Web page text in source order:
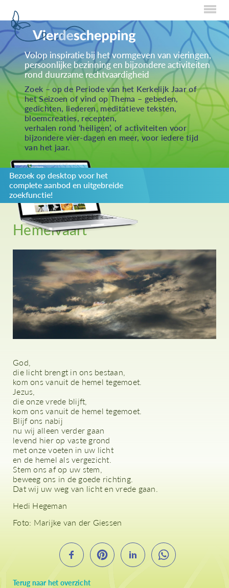
Home
Over Creaties
Over Vieren
Over Eten
Over Activiteiten
Inzenden
Over ons
Privacybeleid
Redactiestatuut
log in
Volop inspiratie bij het vormgeven van vieringen,
persoonlijke bezinning en bijzondere activiteiten
rond duurzame rechtvaardigheid
Zoek – op de Periode van het Kerkelijk Jaar of
het Seizoen of vind op Thema – gebeden,
gedichten, liederen, meditatieve teksten,
bloemcreaties, recepten,
verhalen rond ‘heiligen’, of activiteiten voor
bijzondere vier-dagen en meer, voor iedere tijd
van het jaar.
Bezoek op desktop voor het
complete aanbod en uitgebreide
zoekfunctie!
Terug naar het overzicht
Hemelvaart
God,
die licht brengt in ons bestaan,
kom ons vanuit de hemel tegemoet.
Jezus,
die onze vrede blijft,
kom ons vanuit de hemel tegemoet.
Blijf ons nabij
nu wij alleen verder gaan
levend hier op vaste grond
met onze voeten in uw licht
en de hemel als vergezicht.
Stem ons af op uw stem,
beweeg ons in de goede richting.
Dat wij uw weg van licht en vrede gaan.
Hedi Hegeman
Foto: Marijke van der Giessen